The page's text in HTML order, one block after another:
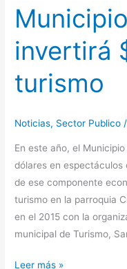
invertirá
turismo
Noticias, Sector Publico /
En este año, el
dólares en espectáculos
de ese componente
turismo en la parroquia
en el 2015 con la
municipal de Turismo,
Leer más »